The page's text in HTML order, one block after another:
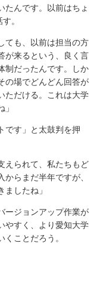
んです。以前はちょ
。
ても、以前は担当の方
が来るという、良く言
制だったんです。しか
の場でどんどん回答が
ただける。これは大学
です」と太鼓判を押
えられて、私たちもど
らまだ半年ですが、
したね」
ージョンアップ作業が
やすく、より愛知大学
ことだろう。